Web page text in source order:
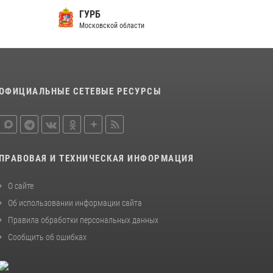
Росгвардейцы открыли свои двери для
сильнейших сотрудников спецподразделений
стрельбой
14 июля 2026, 15:13
ГУРБ
Московской области
СЕТЕВЫЕ РЕСУРСЫ
ПРАВОВАЯ И ТЕХНИЧЕСКАЯ ИНФОРМАЦИЯ
О сайте
Об использовании информации сайта
Правила обработки персональных данных
Сообщить об ошибках